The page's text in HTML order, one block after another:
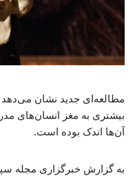
مطالعه‌ای جدید نشان می‌دهد
بیشتری به مغز انسان‌های
آن‌ها اندک بوده است.
به گزارش خبرگزاری مجله